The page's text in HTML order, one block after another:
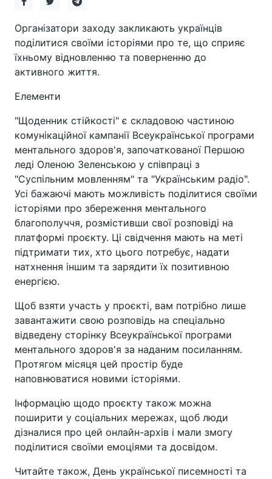
Організатори заходу закликають українців
поділитися своїми історіями про те, що сприяє
їхньому відновленню та поверненню до
активного життя.
Елементи
"Щоденник стійкості" є складовою частиною
комунікаційної кампанії Всеукраїнської програми
ментального здоров'я, започаткованої Першою
леді Оленою Зеленською у співпраці з
"Суспільним мовленням" та "Українським радіо".
Усі бажаючі мають можливість поділитися своїми
історіями про збереження ментального
благополуччя, розмістивши свої розповіді на
платформі проєкту. Ці свідчення мають на меті
підтримати тих, хто цього потребує, надати
натхнення іншим та зарядити їх позитивною
енергією.
Щоб взяти участь у проєкті, вам потрібно лише
завантажити свою розповідь на спеціально
відведену сторінку Всеукраїнської програми
ментального здоров'я за наданим посиланням.
Протягом місяця цей простір буде
наповнюватися новими історіями.
Інформацію щодо проєкту також можна
поширити у соціальних мережах, щоб люди
дізналися про цей онлайн-архів і мали змогу
поділитися своїми емоціями та досвідом.
Читайте також, День української писемності та